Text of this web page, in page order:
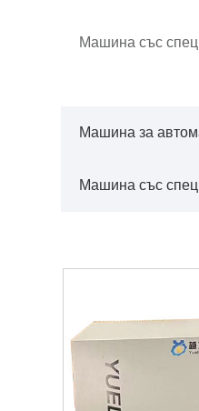
Машина със
Машина за
Машина със